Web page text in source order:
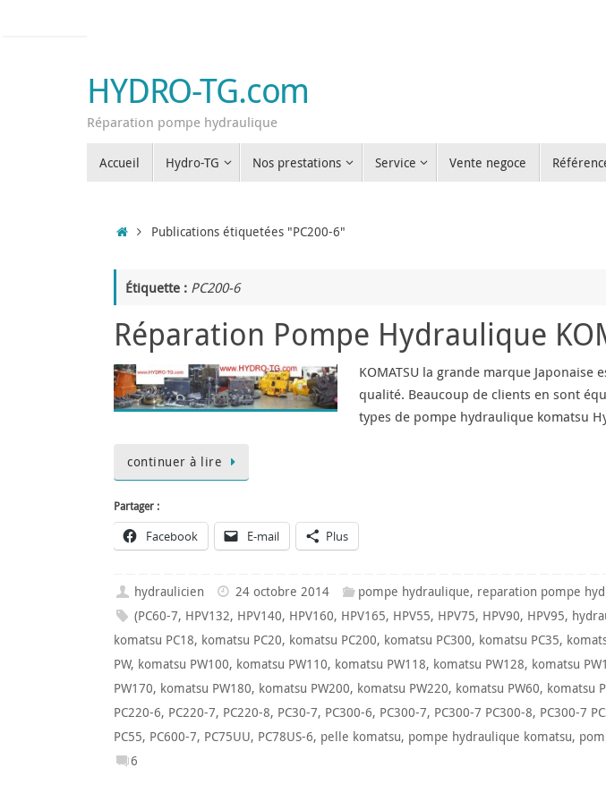
HYDRO-TG.com
Réparation pompe hydraulique
Accueil Hydro-TG Nos prestations Service Vente negoce
AccueilPublications étiquetées "PC200-6"
Étiquette : PC200-6
Réparation Pompe Hydraulique
KOMATSU la grande marque
qualité. Beaucoup de clients en sont
types de pompe hydraulique komatsu
continuer à lire
Partager :
Facebook E-mail Plus
hydraulicien 24 octobre 2014 pompe hydraulique, reparation pompe
(PC60-7, HPV132, HPV140, HPV160, HPV165, HPV55, HPV75, HPV90, HPV95,
komatsu PC18, komatsu PC20, komatsu PC200, komatsu PC300, komatsu PC35,
PW, komatsu PW100, komatsu PW110, komatsu PW118, komatsu PW128, komatsu
PW170, komatsu PW180, komatsu PW200, komatsu PW220, komatsu PW60, komatsu
PC220-6, PC220-7, PC220-8, PC30-7, PC300-6, PC300-7, PC300-7 PC300-8, PC300-7
PC55, PC600-7, PC75UU, PC78US-6, pelle komatsu, pompe hydraulique komatsu,
6